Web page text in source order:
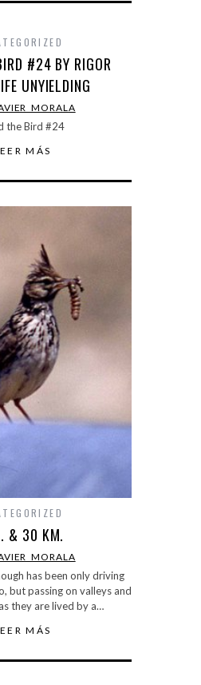
#24 BY RIGOR
UNYIELDING
the Bird #24
MÁS
& 30 KM.
has been only driving
but passing on valleys and
they are lived by a…
MÁS